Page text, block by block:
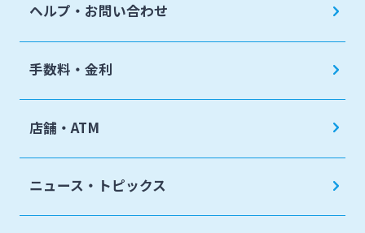
ヘルプ・お問い合わせ
手数料・金利
店舗・ATM
ニュース・トピックス